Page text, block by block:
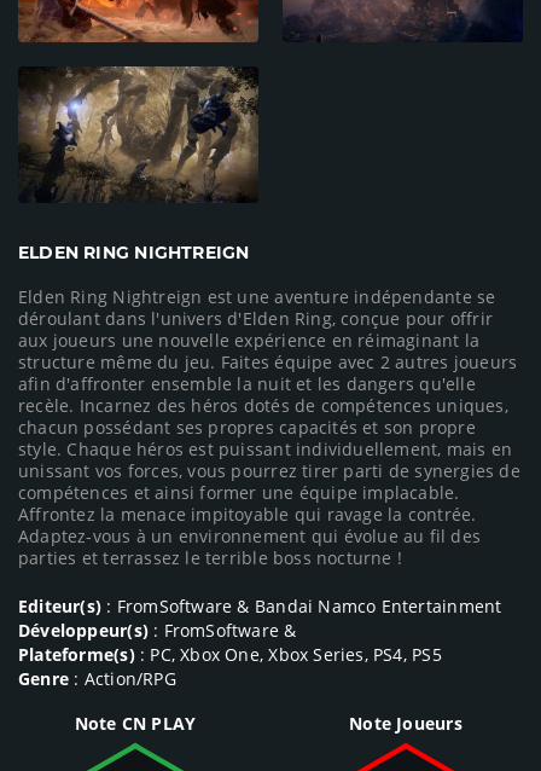
ELDEN RING NIGHTREIGN
Elden Ring Nightreign est une aventure indépendante se
déroulant dans l'univers d'Elden Ring, conçue pour offrir
aux joueurs une nouvelle expérience en réimaginant la
structure même du jeu. Faites équipe avec 2 autres joueurs
afin d'affronter ensemble la nuit et les dangers qu'elle
recèle. Incarnez des héros dotés de compétences uniques,
chacun possédant ses propres capacités et son propre
style. Chaque héros est puissant individuellement, mais en
unissant vos forces, vous pourrez tirer parti de synergies de
compétences et ainsi former une équipe implacable.
Affrontez la menace impitoyable qui ravage la contrée.
Adaptez-vous à un environnement qui évolue au fil des
parties et terrassez le terrible boss nocturne !
Editeur(s) : FromSoftware & Bandai Namco Entertainment
Développeur(s): FromSoftware &
Plateforme(s): PC, Xbox One, Xbox Series, PS4, PS5
Genre : Action/RPG
Note CN PLAY
Note Joueurs